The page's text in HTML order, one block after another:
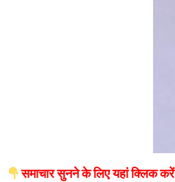
समाचार सुनने के लिए यहां क्लिक करें